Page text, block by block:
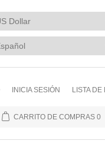
INICIA SESIÓN LISTA
CARRITO DE COMPRAS 0